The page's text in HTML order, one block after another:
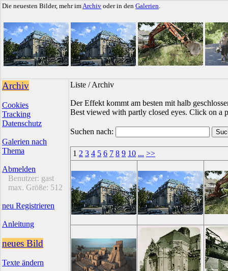
Die neuesten Bilder, mehr imArchiv oder in den Galerien.
Archiv
Cookies
Tracking
Datenschutz
Galerien nach
Thema
Abmelden
Benutzer: gast
max. Größe: 512
neu Registrieren
Anleitung
neues Bild
Texte ändern
Liste / Archiv
Der Effekt kommt am besten mit halb
Best viewed with partly closed eyes. Click on a
Suchen nach:
1 2 3 4 5 6 7 8 9 10 ... >>